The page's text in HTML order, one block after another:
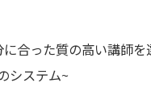
合った質の高い講師を
システム~